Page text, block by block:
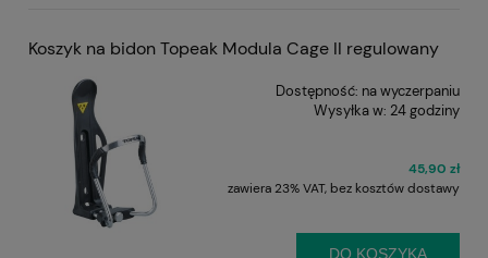
Koszyk na bidon Topeak Modula Cage II regulowany
Dostępność: na wyczerpaniu
Wysyłka w: 24 godziny
45,90 zł
zawiera 23% VAT, bez kosztów dostawy
DO KOSZYKA